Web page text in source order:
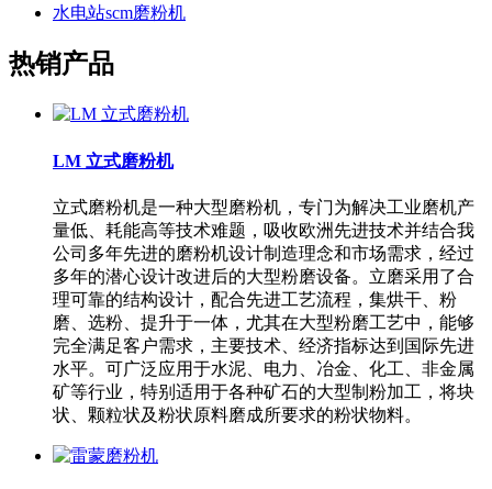
水电站scm磨粉机
热销产品
LM 立式磨粉机
立式磨粉机是一种大型磨粉机，专门为解决工业磨机产
量低、耗能高等技术难题，吸收欧洲先进技术并结合我
公司多年先进的磨粉机设计制造理念和市场需求，经过
多年的潜心设计改进后的大型粉磨设备。立磨采用了合
理可靠的结构设计，配合先进工艺流程，集烘干、粉
磨、选粉、提升于一体，尤其在大型粉磨工艺中，能够
完全满足客户需求，主要技术、经济指标达到国际先进
水平。可广泛应用于水泥、电力、冶金、化工、非金属
矿等行业，特别适用于各种矿石的大型制粉加工，将块
状、颗粒状及粉状原料磨成所要求的粉状物料。